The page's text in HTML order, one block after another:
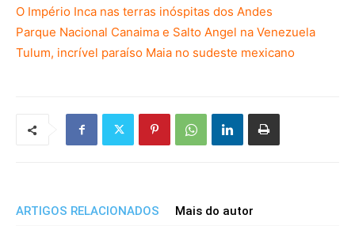
O Império Inca nas terras inóspitas dos Andes
Parque Nacional Canaima e Salto Angel na Venezuela
Tulum, incrível paraíso Maia no sudeste mexicano
ARTIGOS RELACIONADOS Mais do autor